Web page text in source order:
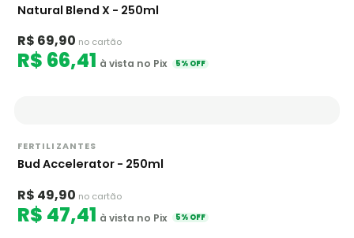
Natural Blend X - 250ml
R$ 69,90 no cartão
R$ 66,41 à vista no Pix 5% OFF
FERTILIZANTES
Bud Accelerator - 250ml
R$ 49,90 no cartão
R$ 47,41 à vista no Pix 5% OFF